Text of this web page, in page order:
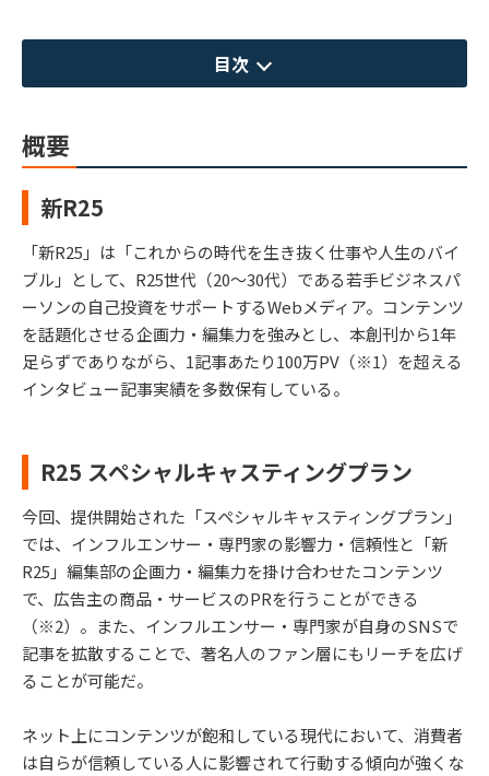
目次
概要
新R25
「新R25」は「これからの時代を生き抜く仕事や人生のバイ
ブル」として、R25世代（20～30代）である若手ビジネスパ
ーソンの自己投資をサポートするWebメディア。コンテンツ
を話題化させる企画力・編集力を強みとし、本創刊から1年
足らずでありながら、1記事あたり100万PV（※1）を超える
インタビュー記事実績を多数保有している。
R25 スペシャルキャスティングプラン
今回、提供開始された「スペシャルキャスティングプラン」
では、インフルエンサー・専門家の影響力・信頼性と「新
R25」編集部の企画力・編集力を掛け合わせたコンテンツ
で、広告主の商品・サービスのPRを行うことができる
（※2）。また、インフルエンサー・専門家が自身のSNSで
記事を拡散することで、著名人のファン層にもリーチを広げ
ることが可能だ。
ネット上にコンテンツが飽和している現代において、消費者
は自らが信頼している人に影響されて行動する傾向が強くな